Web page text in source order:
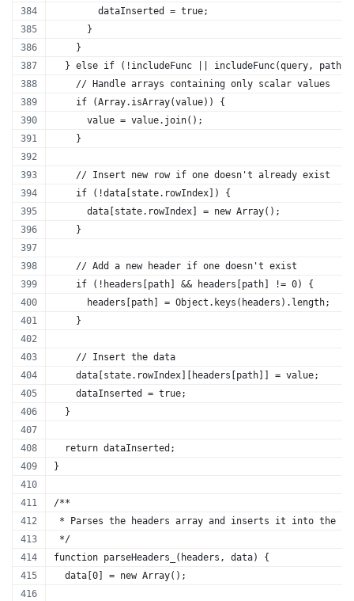
        dataInserted = true;
      }
    }
} else if (!includeFunc || includeFunc(query, path,
    // Handle arrays containing only scalar values
    if (Array.isArray(value)) {
      value = value.join();
    }
    // Insert new row if one doesn't already exist
    if (!data[state.rowIndex]) {
      data[state.rowIndex] = new Array();
    }
    // Add a new header if one doesn't exist
    if (!headers[path] && headers[path] != 0) {
      headers[path] = Object.keys(headers).length;
    }
    // Insert the data
    data[state.rowIndex][headers[path]] = value;
    dataInserted = true;
  }
  return dataInserted;
}
/**
* Parses the headers array and inserts it into the
*/
function parseHeaders_(headers, data) {
  data[0] = new Array();